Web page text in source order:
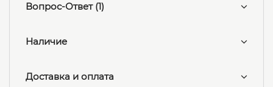
Вопрос-Ответ(1)
Наличие
Доставка и оплата